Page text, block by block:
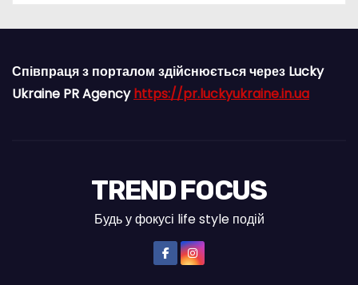
Співпраця з порталом здійснюється через Lucky
Ukraine PR Agencyhttps://pr.luckyukraine.in.ua
TREND FOCUS
Будь у фокусі life style подій